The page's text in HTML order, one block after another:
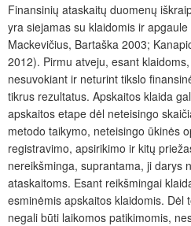
Finansinių ataskaitų duomenų
yra siejamas su klaidomis ir
Mackevičius, Bartaška 2003;
2012). Pirmu atveju, esant
nesuvokiant ir neturint tikslo
tikrus rezultatus. Apskaitos klaida
apskaitos etape dėl neteisingo
metodo taikymo, neteisingo ūkinės
registravimo, apsirikimo ir kitų
nereikšminga, suprantama, ji darys
ataskaitoms. Esant reikšmingai
esminėmis apskaitos klaidomis. Dėl
negali būti laikomos patikimomis,